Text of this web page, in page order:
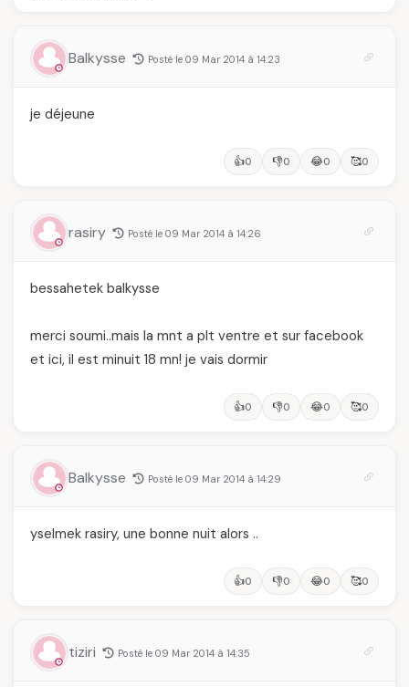
temps
Balkysse Posté le 09 Mar 2014 à 14:23
je déjeune
👍0 👎0 😂0 🥰0
rasiry Posté le 09 Mar 2014 à 14:26
bessahetek balkysse
merci soumi..mais la mnt a plt ventre et sur facebook
et ici, il est minuit 18 mn! je vais dormir
👍0 👎0 😂0 🥰0
Balkysse Posté le 09 Mar 2014 à 14:29
yselmek rasiry, une bonne nuit alors ..
👍0 👎0 😂0 🥰0
tiziri Posté le 09 Mar 2014 à 14:35